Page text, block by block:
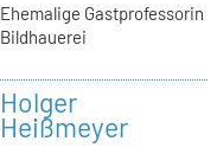
Ehemalige Gastprofessorin
Bildhauerei
Holger
Heißmeyer